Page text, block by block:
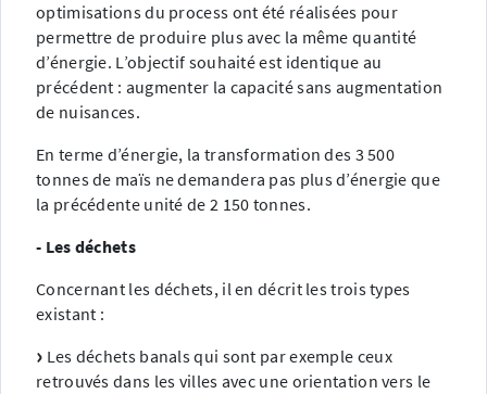
optimisations du process ont été réalisées pour
permettre de produire plus avec la même quantité
d’énergie. L’objectif souhaité est identique au
précédent : augmenter la capacité sans augmentation
de nuisances.
En terme d’énergie, la transformation des 3 500
tonnes de maïs ne demandera pas plus d’énergie que
la précédente unité de 2 150 tonnes.
- Les déchets
Concernant les déchets, il en décrit les trois types
existant :
Les déchets banals qui sont par exemple ceux
retrouvés dans les villes avec une orientation vers le